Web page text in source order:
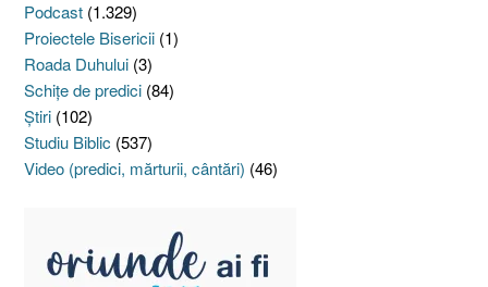
Podcast (1.329)
Proiectele Bisericii (1)
Roada Duhului (3)
Schiţe de predici (84)
Ştiri (102)
Studiu Biblic (537)
Video (predici, mărturii, cântări) (46)